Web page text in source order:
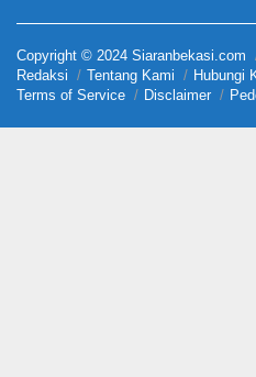
Copyright © 2024 Siaranbekasi.com
Redaksi
Tentang Kami Hubungi
Terms of Service
Disclaimer